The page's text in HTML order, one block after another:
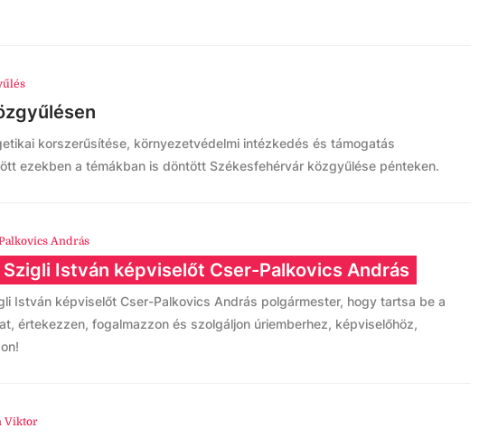
korszerűsítése, környezetvédelmi intézkedés és támogatás
ezekben a témákban is döntött Székesfehérvár közgyűlése pénteken.
András
István képviselőt Cser-Palkovics András
István képviselőt Cser-Palkovics András polgármester, hogy tartsa be a
értekezzen, fogalmazzon és szolgáljon úriemberhez, képviselőhöz,
Viktor